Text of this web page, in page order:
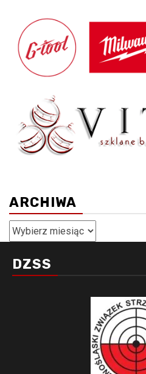
ARCHIWA
Archiwa
DZSS